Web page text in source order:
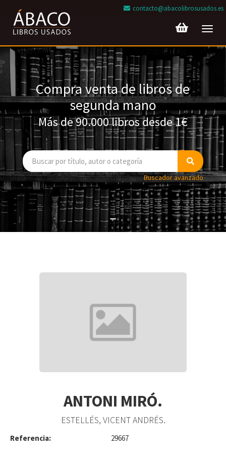
contacto@abacolibrosusados.es
Compra venta de libros de
segunda mano
Más de 90.000 libros desde 1€
Buscador avanzado
ANTONI MIRÓ.
ESTELLÉS, VICENT ANDRÉS.
Referencia: 29667